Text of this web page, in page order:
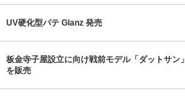
UV硬化型パテ Glanz 発売
板金寺子屋設立に向け戦前モデル「ダットサン」
を販売